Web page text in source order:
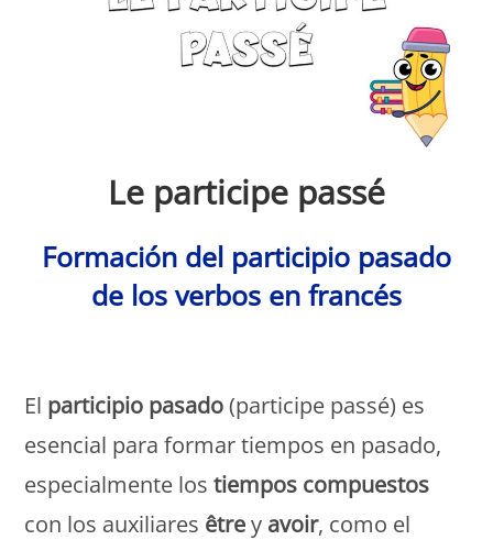
Le participe passé
Formación del participio pasado
de los verbos en francés
El participio pasado(participe passé) es
esencial para formar tiempos en pasado,
especialmente lostiempos compuestos
con los auxiliares êtrey avoir, como el